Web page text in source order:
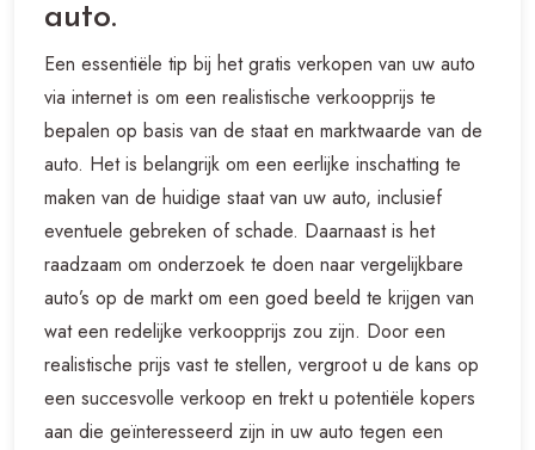
auto.
Een essentiële tip bij het gratis verkopen van uw auto
via internet is om een realistische verkoopprijs te
bepalen op basis van de staat en marktwaarde van de
auto. Het is belangrijk om een eerlijke inschatting te
maken van de huidige staat van uw auto, inclusief
eventuele gebreken of schade. Daarnaast is het
raadzaam om onderzoek te doen naar vergelijkbare
auto’s op de markt om een goed beeld te krijgen van
wat een redelijke verkoopprijs zou zijn. Door een
realistische prijs vast te stellen, vergroot u de kans op
een succesvolle verkoop en trekt u potentiële kopers
aan die geïnteresseerd zijn in uw auto tegen een